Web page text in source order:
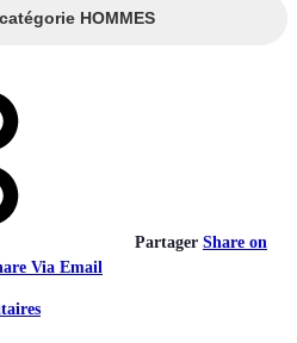
HOMMES
Partager Share on
Via Email